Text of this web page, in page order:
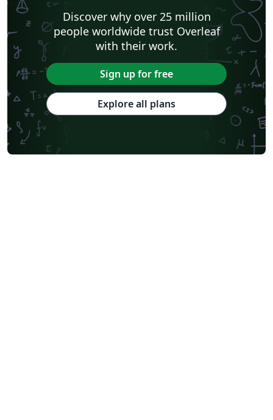
Discover why over 25 million
people worldwide trust Overleaf
with their work.
Sign up for free
Explore all plans